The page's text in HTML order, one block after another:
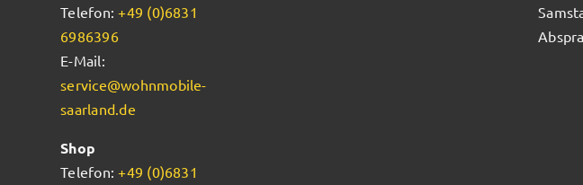
Telefon:+49 (0)6831
6986396
E-Mail:
service@wohnmobile-
saarland.de
Shop
Telefon:+49 (0)6831